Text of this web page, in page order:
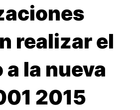
realizar el
la nueva
2015